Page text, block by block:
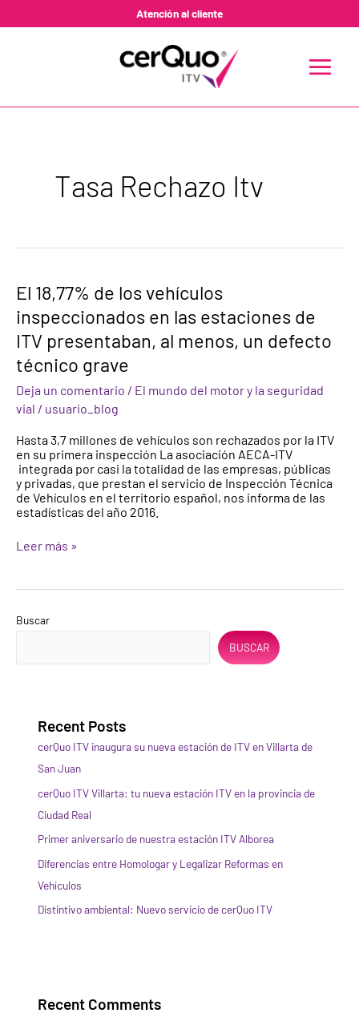
Atención al cliente
MENU
Tasa Rechazo Itv
El 18,77% de los vehículos
inspeccionados en las estaciones de
ITV presentaban, al menos, un defecto
técnico grave
Deja un comentario / El mundo del motor y la seguridad
vial / usuario_blog
Hasta 3,7 millones de vehículos son rechazados por la ITV
en su primera inspección La asociación AECA-ITV
integrada por casi la totalidad de las empresas, públicas
y privadas, que prestan el servicio de Inspección Técnica
de Vehículos en el territorio español, nos informa de las
estadísticas del año 2016.
El
18,77%
de
vehículos
inspeccionados
en
las
estaciones
de
presentaban,
al
menos,
un
defecto
técnico
Leer más »
Buscar
BUSCAR
Recent Posts
cerQuo ITV inaugura su nueva estación de ITV en Villarta de
San Juan
cerQuo ITV Villarta: tu nueva estación ITV en la provincia de
Ciudad Real
Primer aniversario de nuestra estación ITV Alborea
Diferencias entre Homologar y Legalizar Reformas en
Vehículos
Distintivo ambiental: Nuevo servicio de cerQuo ITV
Recent Comments